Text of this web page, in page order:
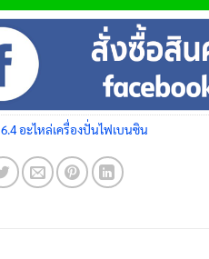
6.4 อะไหล่เครื่องปั่นไฟเบนซิน